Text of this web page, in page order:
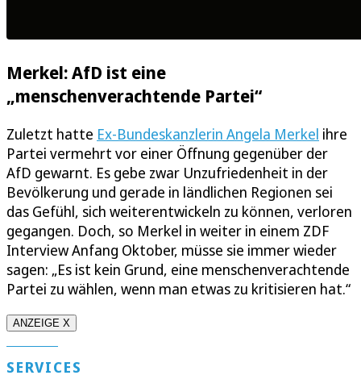
Merkel: AfD ist eine
„menschenverachtende Partei“
Zuletzt hatte Ex-Bundeskanzlerin Angela Merkel ihre
Partei vermehrt vor einer Öffnung gegenüber der
AfD gewarnt. Es gebe zwar Unzufriedenheit in der
Bevölkerung und gerade in ländlichen Regionen sei
das Gefühl, sich weiterentwickeln zu können, verloren
gegangen. Doch, so Merkel in weiter in einem ZDF
Interview Anfang Oktober, müsse sie immer wieder
sagen: „Es ist kein Grund, eine menschenverachtende
Partei zu wählen, wenn man etwas zu kritisieren hat.“
ANZEIGE X
SERVICES